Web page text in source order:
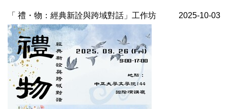
「 禮・物：經典新詮與跨域對話」工作坊 2025-10-03